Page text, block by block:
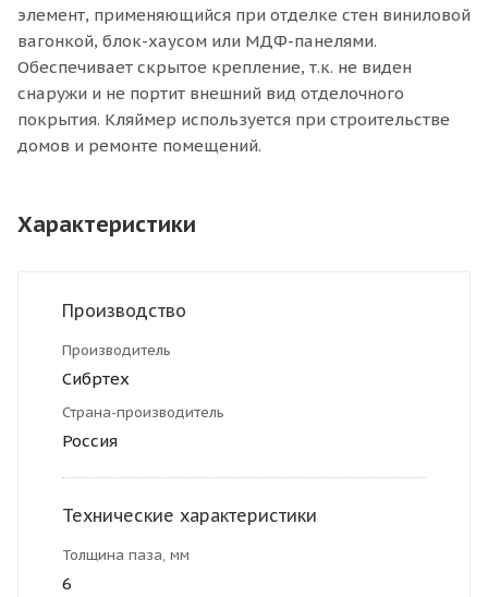
элемент, применяющийся при отделке стен виниловой
вагонкой, блок-хаусом или МДФ-панелями.
Обеспечивает скрытое крепление, т.к. не виден
снаружи и не портит внешний вид отделочного
покрытия. Кляймер используется при строительстве
домов и ремонте помещений.
Характеристики
Производство
Производитель
Сибртех
Страна-производитель
Россия
Технические характеристики
Толщина паза, мм
6